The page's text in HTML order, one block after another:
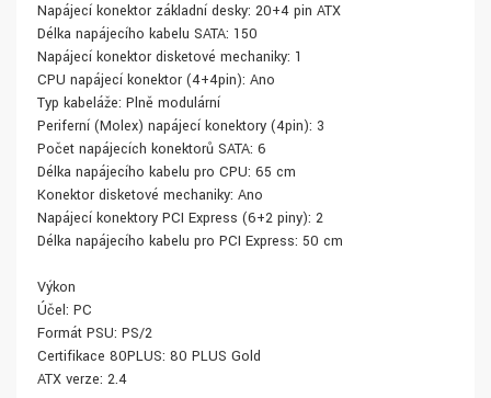
Napájecí konektor základní desky: 20+4 pin ATX
Délka napájecího kabelu SATA: 150
Napájecí konektor disketové mechaniky: 1
CPU napájecí konektor (4+4pin): Ano
Typ kabeláže: Plně modulární
Periferní (Molex) napájecí konektory (4pin): 3
Počet napájecích konektorů SATA: 6
Délka napájecího kabelu pro CPU: 65 cm
Konektor disketové mechaniky: Ano
Napájecí konektory PCI Express (6+2 piny): 2
Délka napájecího kabelu pro PCI Express: 50 cm
Výkon
Účel: PC
Formát PSU: PS/2
Certifikace 80PLUS: 80 PLUS Gold
ATX verze: 2.4